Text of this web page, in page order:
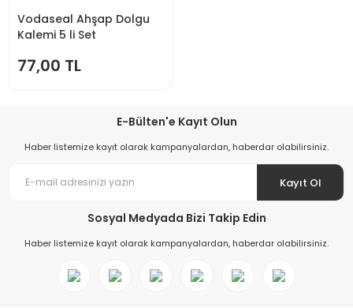
Vodaseal Ahşap Dolgu
Kalemi 5 li Set
77,00 TL
E-Bülten'e Kayıt Olun
Haber listemize kayıt olarak kampanyalardan, haberdar olabilirsiniz.
Kayıt Ol
Sosyal Medyada Bizi Takip Edin
Haber listemize kayıt olarak kampanyalardan, haberdar olabilirsiniz.